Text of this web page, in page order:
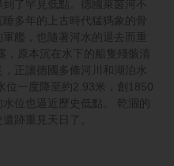
到了罕見低點。德國萊茵河不
多年的上古時代猛獁象的骨
艦，也隨著河水的退去而重
原本沉在水下的船隻殘骸清
正讓德國多條河川和湖泊水
位一度降至約2.93米，創1850
位也逼近歷史低點。 乾涸的
跡重見天日了。